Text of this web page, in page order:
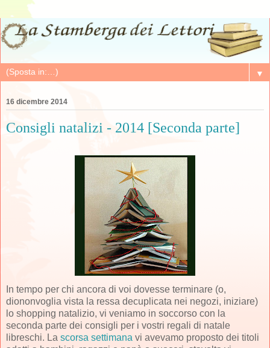
▼
16 dicembre 2014
Consigli natalizi - 2014 [Seconda parte]
In tempo per chi ancora di voi dovesse terminare (o,
diononvoglia vista la ressa decuplicata nei negozi, iniziare)
lo shopping natalizio, vi veniamo in soccorso con la
seconda parte dei consigli per i vostri regali di natale
libreschi. La scorsa settimana vi avevamo proposto dei titoli